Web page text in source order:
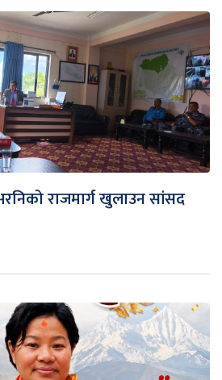
राजमार्ग खुलाउन सांसद